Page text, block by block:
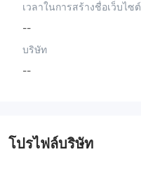
เวลาในการสร้างชื่อเว็บไซต์
--
บริษัท
--
โปรไฟล์บริษัท